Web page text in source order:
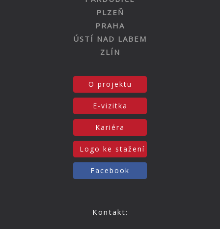
PLZEŇ
PRAHA
ÚSTÍ NAD LABEM
ZLÍN
O projektu
E-vizitka
Kariéra
Logo ke stažení
Facebook
Kontakt: